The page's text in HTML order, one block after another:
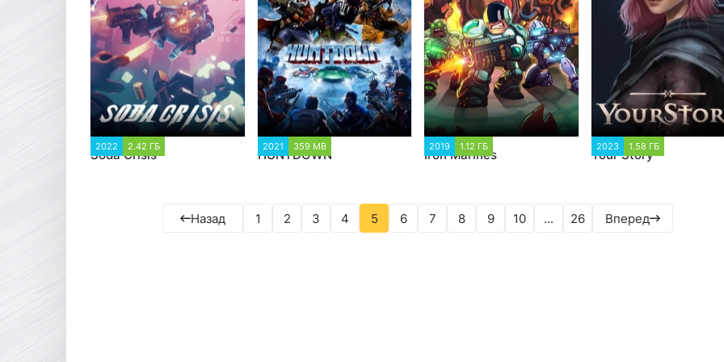
2022 2.42 ГБ
Soda Crisis
2021 359 MB
HUNTDOWN
2019 1.12 ГБ
Iron Marines
2023 1.58 ГБ
Your Story
Назад 1 2 3 4 5 6 7 8 9 10 ... 26 Вперед